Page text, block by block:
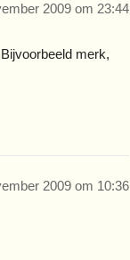
2009 om 23:44
merk,
2009 om 10:36